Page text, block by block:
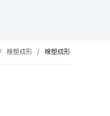
橡塑成形 橡塑成形